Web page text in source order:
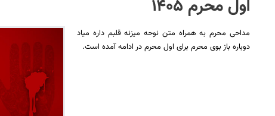
اول محرم ۱۴۰۵
مداحی محرم به همراه متن نوحه میزنه قلبم داره میاد
دوباره باز بوی محرم برای اول محرم در ادامه آمده است.